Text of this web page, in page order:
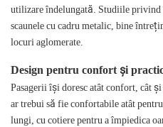
utilizare îndelungată. Studiile
scaunele cu cadru metalic, bine
locuri aglomerate.
Design pentru confort și
Pasagerii își doresc atât confort, cât
ar trebui să fie confortabile atât
lungi, cu cotiere pentru a împiedica